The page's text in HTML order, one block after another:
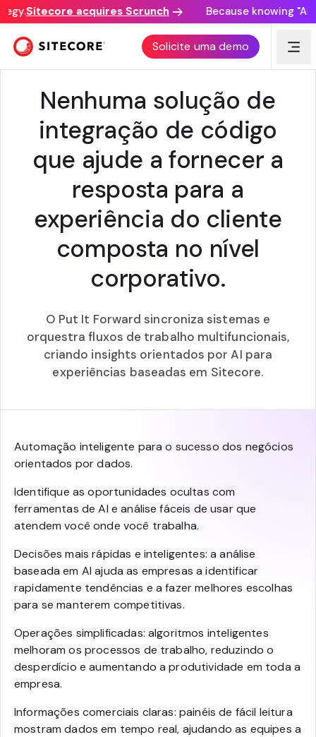
Sitecore acquires Scrunch Because knowing
Solicite uma demo
SITECORE + APRESENTE
Nenhuma solução de
integração de código
que ajude a fornecer a
resposta para a
experiência do cliente
composta no nível
corporativo.
O Put It Forward sincroniza sistemas e
orquestra fluxos de trabalho multifuncionais,
criando insights orientados por AI para
experiências baseadas em Sitecore.
Automação inteligente para o sucesso dos negócios
orientados por dados.
Identifique as oportunidades ocultas com
ferramentas de AI e análise fáceis de usar que
atendem você onde você trabalha.
Decisões mais rápidas e inteligentes: a análise
baseada em AI ajuda as empresas a identificar
rapidamente tendências e a fazer melhores escolhas
para se manterem competitivas.
Operações simplificadas: algoritmos inteligentes
melhoram os processos de trabalho, reduzindo o
desperdício e aumentando a produtividade em toda a
empresa.
Informações comerciais claras: painéis de fácil leitura
mostram dados em tempo real, ajudando as equipes a